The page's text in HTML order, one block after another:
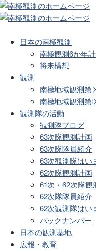
日本の南極観測
南極観測6か年
将来構想
観測
南極地域観測第
南極地域観測第
観測隊の活動
観測隊ブログ
63次隊観測計画
63次隊隊員紹介
63次観測隊はい
62次隊観測計画
61次・62次隊観
62次隊隊員紹介
62次観測隊はい
バックナンバー
日本の観測基地
広報・教育